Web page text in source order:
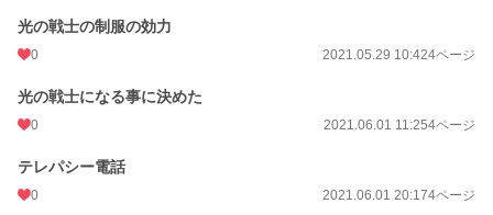
光の戦士の制服の効力
0 2021.05.29 10:424ページ
光の戦士になる事に決めた
0 2021.06.01 11:254ページ
テレパシー電話
0 2021.06.01 20:174ページ